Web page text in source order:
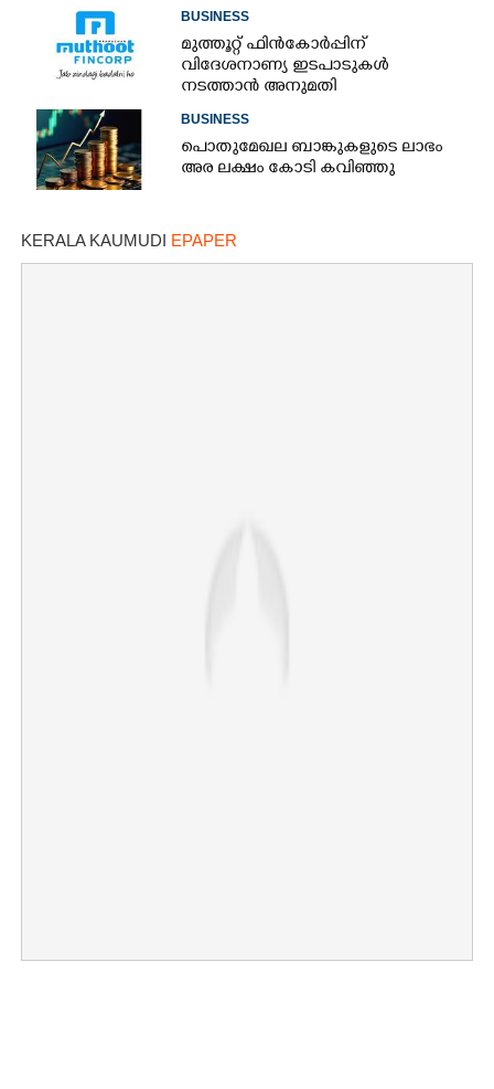
BUSINESS
മുത്തൂറ്റ് ഫിൻകോർപ്പിന്
വിദേശനാണ്യ ഇടപാടുകൾ
നടത്താൻ അനുമതി
BUSINESS
പൊതുമേഖല ബാങ്കുകളുടെ ലാഭം
അര ലക്ഷം കോടി കവിഞ്ഞു
KERALA KAUMUDI EPAPER